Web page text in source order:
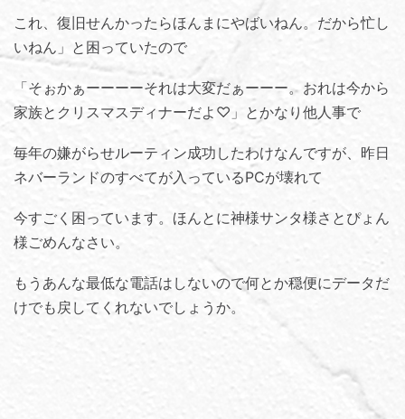
これ、復旧せんかったらほんまにやばいねん。だから忙し
いねん」と困っていたので
「そぉかぁーーーーそれは大変だぁーーー。おれは今から
家族とクリスマスディナーだよ♡」とかなり他人事で
毎年の嫌がらせルーティン成功したわけなんですが、昨日
ネバーランドのすべてが入っているPCが壊れて
今すごく困っています。ほんとに神様サンタ様さとぴょん
様ごめんなさい。
もうあんな最低な電話はしないので何とか穏便にデータだ
けでも戻してくれないでしょうか。